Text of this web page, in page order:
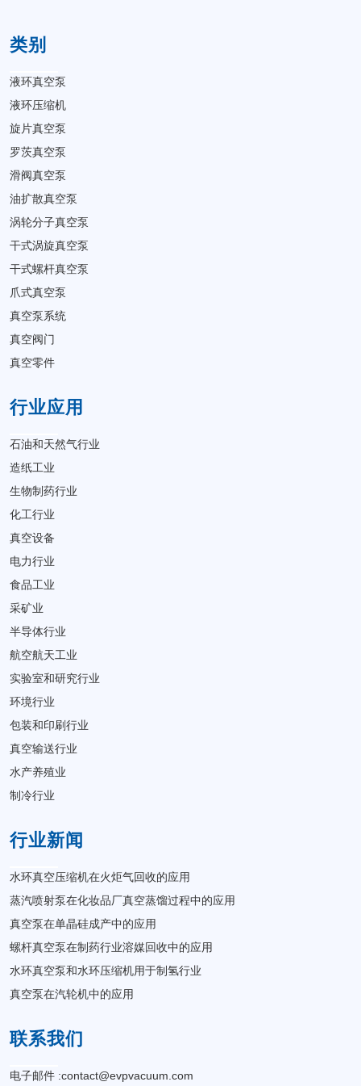
类别
液环真空泵
液环压缩机
旋片真空泵
罗茨真空泵
滑阀真空泵
油扩散真空泵
涡轮分子真空泵
干式涡旋真空泵
干式螺杆真空泵
爪式真空泵
真空泵系统
真空阀门
真空零件
行业应用
石油和天然气行业
造纸工业
生物制药行业
化工行业
真空设备
电力行业
食品工业
采矿业
半导体行业
航空航天工业
实验室和研究行业
环境行业
包装和印刷行业
真空输送行业
水产养殖业
制冷行业
行业新闻
水环真空压缩机在火炬气回收的应用
蒸汽喷射泵在化妆品厂真空蒸馏过程中的应用
真空泵在单晶硅成产中的应用
螺杆真空泵在制药行业溶媒回收中的应用
水环真空泵和水环压缩机用于制氢行业
真空泵在汽轮机中的应用
联系我们
电子邮件 :contact@evpvacuum.com